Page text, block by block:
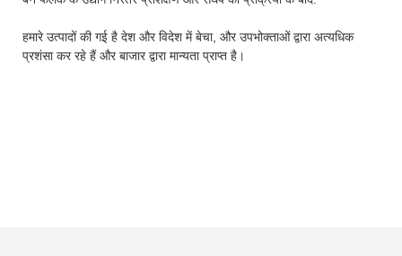
हमारे उत्पादों की गई है देश और विदेश में बेचा, और उपभोक्ताओं द्वारा अत्यधिक
प्रशंसा कर रहे हैं और बाजार द्वारा मान्यता प्राप्त है।